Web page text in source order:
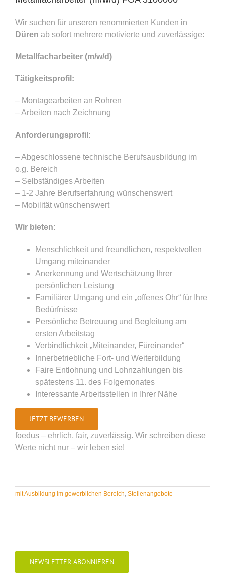
Wir suchen für unseren renommierten Kunden in
Düren ab sofort mehrere motivierte und zuverlässige:
Metallfacharbeiter (m/w/d)
Tätigkeitsprofil:
– Montagearbeiten an Rohren
– Arbeiten nach Zeichnung
Anforderungsprofil:
– Abgeschlossene technische Berufsausbildung im
o.g. Bereich
– Selbständiges Arbeiten
– 1-2 Jahre Berufserfahrung wünschenswert
– Mobilität wünschenswert
Wir bieten:
Menschlichkeit und freundlichen, respektvollen
Umgang miteinander
Anerkennung und Wertschätzung Ihrer
persönlichen Leistung
Familiärer Umgang und ein „offenes Ohr“ für Ihre
Bedürfnisse
Persönliche Betreuung und Begleitung am
ersten Arbeitstag
Verbindlichkeit „Miteinander, Füreinander“
Innerbetriebliche Fort- und Weiterbildung
Faire Entlohnung und Lohnzahlungen bis
spätestens 11. des Folgemonates
Interessante Arbeitsstellen in Ihrer Nähe
JETZT BEWERBEN
foedus – ehrlich, fair, zuverlässig. Wir schreiben diese
Werte nicht nur – wir leben sie!
mit Ausbildung im gewerblichen Bereich Stellenangebote
NEWSLETTER ABONNIEREN